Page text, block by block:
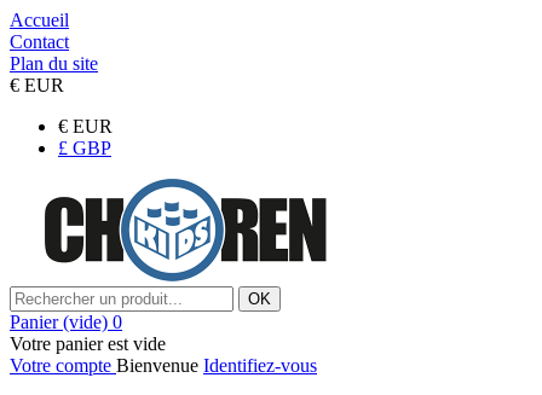
Accueil
Contact
Plan du site
€ EUR
€ EUR
£ GBP
OK
Panier (vide) 0
Votre panier est vide
Votre compte Bienvenue Identifiez-vous